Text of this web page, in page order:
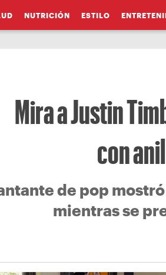
NUTRICIÓN ESTILO
Mira a Justin
con
de pop
mientras se